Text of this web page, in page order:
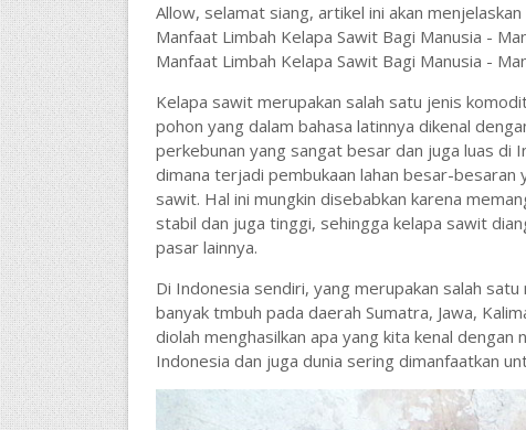
Allow, selamat siang, artikel ini akan
Manfaat Limbah Kelapa Sawit Bagi Manusia -
Manfaat Limbah Kelapa Sawit Bagi Manusia -
Kelapa sawit merupakan salah satu jenis
pohon yang dalam bahasa latinnya dikenal
perkebunan yang sangat besar dan juga luas di
dimana terjadi pembukaan lahan besar-besaran
sawit. Hal ini mungkin disebabkan karena
stabil dan juga tinggi, sehingga kelapa sawit
pasar lainnya.
Di Indonesia sendiri, yang merupakan salah
banyak tmbuh pada daerah Sumatra, Jawa,
diolah menghasilkan apa yang kita kenal
Indonesia dan juga dunia sering dimanfaatkan